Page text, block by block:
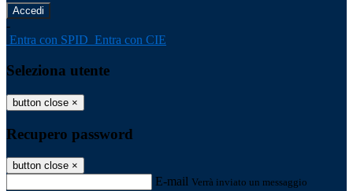
-
Entra con SPID Entra con CIE
Seleziona utente
button close ×
Recupero password
button close ×
E-mail Verrà inviato un messaggio